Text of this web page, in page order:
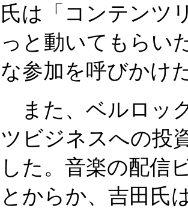
氏は「コンテンツ
っと動いてもらい
な参加を呼びかけ
また、ベルロッ
ツビジネスへの投
した。音楽の配信
とからか、吉田氏